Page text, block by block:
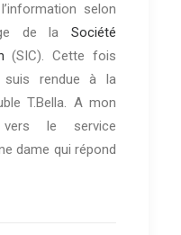
selon
de la Société
(SIC). Cette fois
rendue à la
T.Bella. A mon
vers le service
dame qui répond